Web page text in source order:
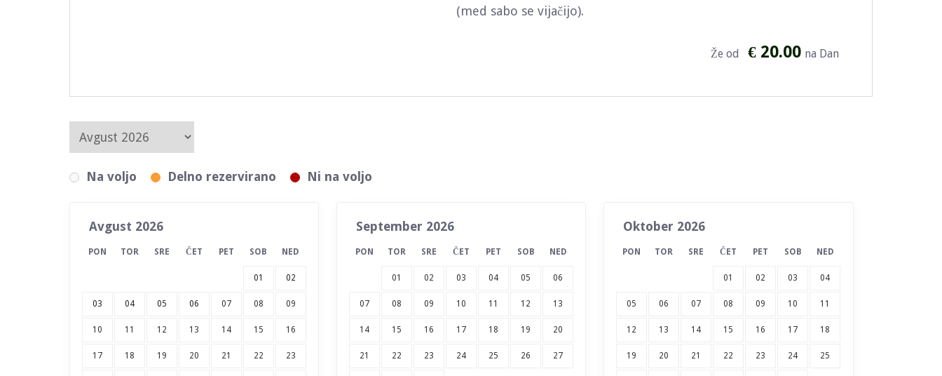
(med sabo se vijačijo).
Že od € 20.00 na Dan
Na voljo Delno rezervirano Ni na voljo
Avgust 2026
PON TOR SRE ČET PET SOB NED
01 02
03 04 05 06 07 08 09
10 11 12 13 14 15 16
17 18 19 20 21 22 23
September 2026
PON TOR SRE ČET PET SOB NED
01 02 03 04 05 06
07 08 09 10 11 12 13
14 15 16 17 18 19 20
21 22 23 24 25 26 27
Oktober 2026
PON TOR SRE ČET PET SOB NED
01 02 03 04
05 06 07 08 09 10 11
12 13 14 15 16 17 18
19 20 21 22 23 24 25